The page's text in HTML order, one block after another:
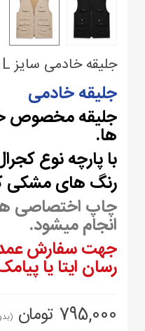
جلیقه خادمی سایز L تا XXL
جلیقه خادمی
جلیقه مخصوص
ها.
با پارچه نوع
رنگ های مشکی
چاپ اختصاصی
انجام میشود.
جهت سفارش
رسان ایتا یا
795,000 تومان